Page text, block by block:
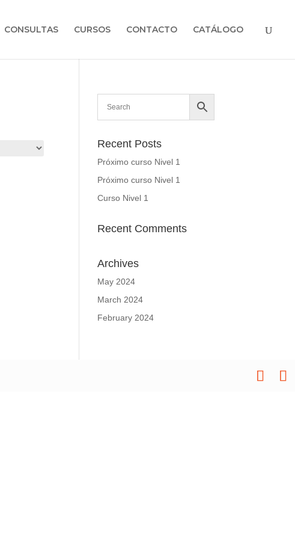
CONSULTAS CURSOS CONTACTO CATÁLOGO
Recent Posts
Próximo curso Nivel 1
Próximo curso Nivel 1
Curso Nivel 1
Recent Comments
Archives
May 2024
March 2024
February 2024